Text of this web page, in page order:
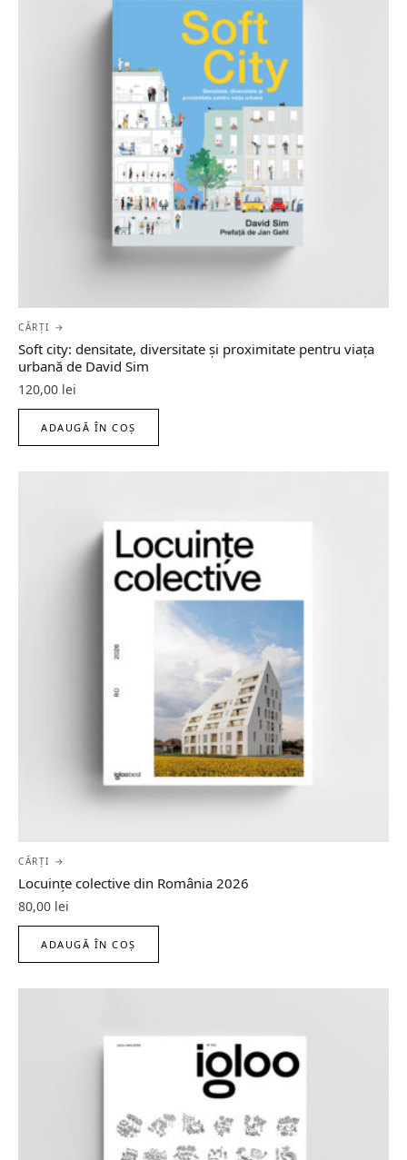
CĂRȚI →
Soft city: densitate, diversitate şi proximitate pentru viaţa
urbană de David Sim
120,00 lei
ADAUGĂ ÎN COȘ
CĂRȚI →
Locuințe colective din România 2026
80,00 lei
ADAUGĂ ÎN COȘ